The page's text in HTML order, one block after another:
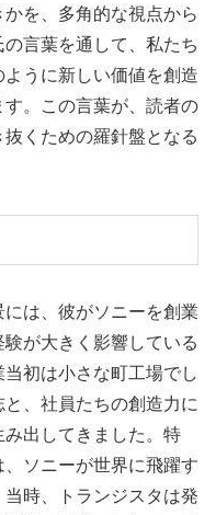
を、多角的な視点から
言葉を通して、私たち
うに新しい価値を創造
。この言葉が、読者の
くための羅針盤となる
は、彼がソニーを創業
が大きく影響している
初は小さな町工場でし
、社員たちの創造力に
出してきました。特
ソニーが世界に飛躍す
時、トランジスタは発